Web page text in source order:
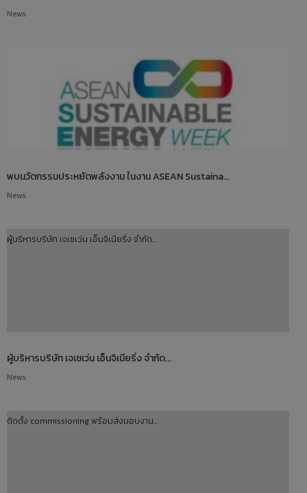
News
พบนวัตกรรมประหยัดพลังงาน ในงาน ASEAN Sustaina...
News
ผู้บริหารบริษัท เจเซเว่น เอ็นจิเนียริ่ง จำกัด...
ผู้บริหารบริษัท เจเซเว่น เอ็นจิเนียริ่ง จำกัด...
News
ติดตั้ง commissioning พร้อมส่งมอบงาน...